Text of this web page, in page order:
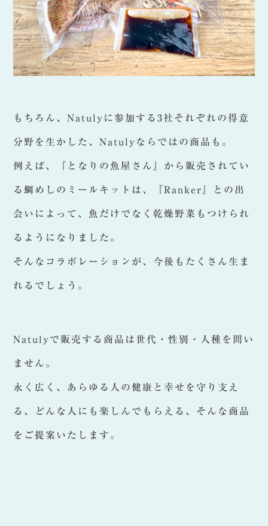
もちろん、Natulyに参加する3社それぞれの得意
分野を生かした、Natulyならではの商品も。
例えば、『となりの魚屋さん』から販売されてい
る鯛めしのミールキットは、『Ranker』との出
会いによって、魚だけでなく乾燥野菜もつけられ
るようになりました。
そんなコラボレーションが、今後もたくさん生ま
れるでしょう。
Natulyで販売する商品は世代・性別・人種を問い
ません。
永く広く、あらゆる人の健康と幸せを守り支え
る、どんな人にも楽しんでもらえる、そんな商品
をご提案いたします。